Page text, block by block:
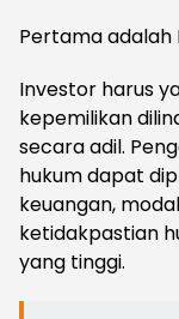
Pertama adalah
Investor harus
kepemilikan
secara adil.
hukum dapat
keuangan,
ketidakpastian
yang tinggi.